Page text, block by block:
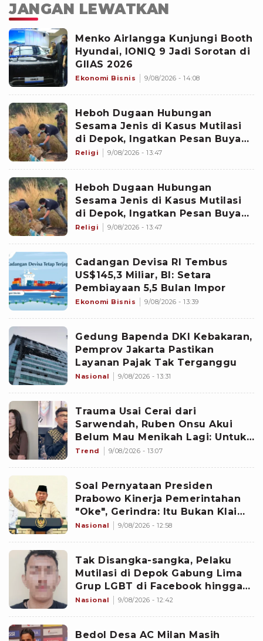
JANGAN LEWATKAN
Menko Airlangga Kunjungi Booth
Hyundai, IONIQ 9 Jadi Sorotan di
GIIAS 2026
Ekonomi Bisnis 9/08/2026 - 14:08
Heboh Dugaan Hubungan
Sesama Jenis di Kasus Mutilasi
di Depok, Ingatkan Pesan Buya
Yahya soal Taubat
Religi 9/08/2026 - 13:47
Heboh Dugaan Hubungan
Sesama Jenis di Kasus Mutilasi
di Depok, Ingatkan Pesan Buya
Yahya soal Taubat
Religi 9/08/2026 - 13:47
Cadangan Devisa RI Tembus
US$145,3 Miliar, BI: Setara
Pembiayaan 5,5 Bulan Impor
Ekonomi Bisnis 9/08/2026 - 13:39
Gedung Bapenda DKI Kebakaran,
Pemprov Jakarta Pastikan
Layanan Pajak Tak Terganggu
Nasional 9/08/2026 - 13:31
Trauma Usai Cerai dari
Sarwendah, Ruben Onsu Akui
Belum Mau Menikah Lagi: Untuk
Hati Belum
Trend 9/08/2026 - 13:07
Soal Pernyataan Presiden
Prabowo Kinerja Pemerintahan
"Oke", Gerindra: Itu Bukan Klaim
Sepihak!
Nasional 9/08/2026 - 12:58
Tak Disangka-sangka, Pelaku
Mutilasi di Depok Gabung Lima
Grup LGBT di Facebook hingga
WhatsApp
Nasional 9/08/2026 - 12:42
Bedol Desa AC Milan Masih